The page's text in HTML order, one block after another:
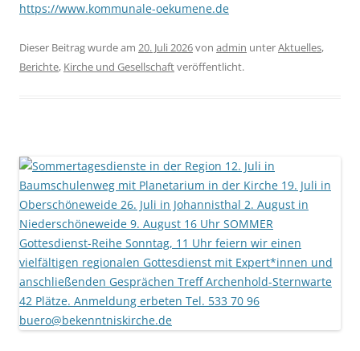
https://www.kommunale-oekumene.de
Dieser Beitrag wurde am 20. Juli 2026von admin unterAktuelles,
Berichte, Kirche und Gesellschaftveröffentlicht.